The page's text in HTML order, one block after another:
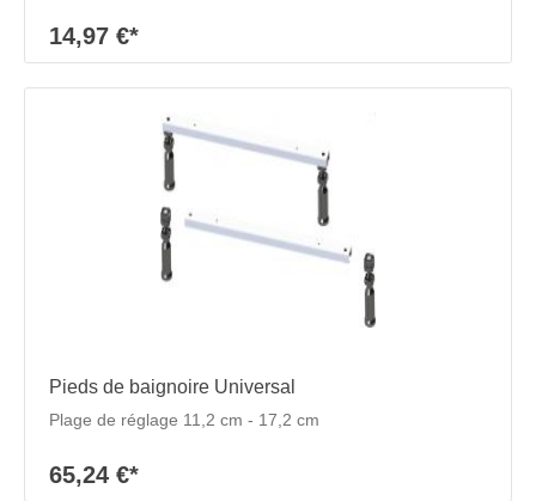
14,97 €*
Pieds de baignoire Universal
Plage de réglage 11,2 cm - 17,2 cm
65,24 €*